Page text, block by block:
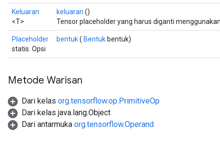
Keluaran
<T>
keluaran ()
Tensor placeholder yang harus diganti
Placeholder
statis. Opsi
bentuk( Bentuk bentuk)
Metode Warisan
Dari kelas org.tensorflow.op.PrimitiveOp
Dari kelas java.lang.Object
Dari antarmuka org.tensorflow.Operand